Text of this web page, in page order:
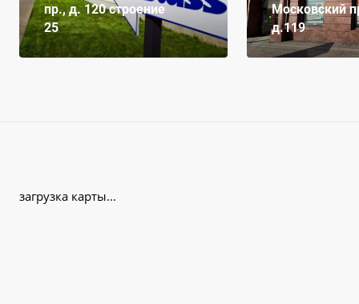
пр., д. 120 строение
25
Московский
д.119
загрузка карты...